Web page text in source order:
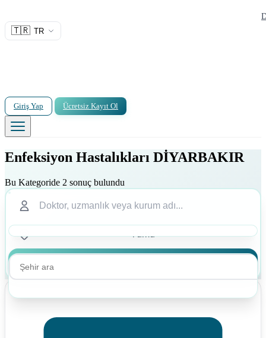
🇹🇷 TR
Giriş Yap Ücretsiz Kayıt Ol
Enfeksiyon Hastalıkları DİYARBAKIR
Bu Kategoride 2 sonuç bulundu